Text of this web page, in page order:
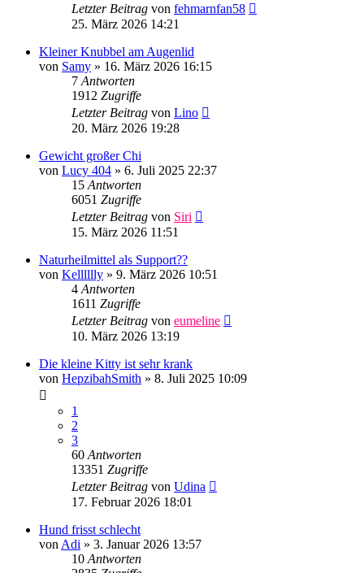
Letzter Beitrag von fehmarnfan58
25. März 2026 14:21
Kleiner Knubbel am Augenlid
von Samy » 16. März 2026 16:15
7 Antworten
1912 Zugriffe
Letzter Beitrag von Lino
20. März 2026 19:28
Gewicht großer Chi
von Lucy 404 » 6. Juli 2025 22:37
15 Antworten
6051 Zugriffe
Letzter Beitrag von Siri
15. März 2026 11:51
Naturheilmittel als Support??
von Kelllllly » 9. März 2026 10:51
4 Antworten
1611 Zugriffe
Letzter Beitrag von eumeline
10. März 2026 13:19
Die kleine Kitty ist sehr krank
von HepzibahSmith » 8. Juli 2025 10:09
1
2
3
60 Antworten
13351 Zugriffe
Letzter Beitrag von Udina
17. Februar 2026 18:01
Hund frisst schlecht
von Adi » 3. Januar 2026 13:57
10 Antworten